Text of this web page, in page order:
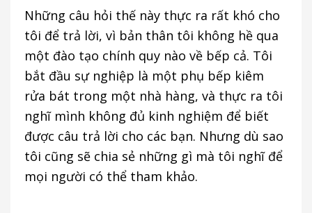
Những câu hỏi thế này thực ra rất khó cho
tôi để trả lời, vì bản thân tôi không hề qua
một đào tạo chính quy nào về bếp cả. Tôi
bắt đầu sự nghiệp là một phụ bếp kiêm
rửa bát trong một nhà hàng, và thực ra tôi
nghĩ mình không đủ kinh nghiệm để biết
được câu trả lời cho các bạn. Nhưng dù sao
tôi cũng sẽ chia sẻ những gì mà tôi nghĩ để
mọi người có thể tham khảo.